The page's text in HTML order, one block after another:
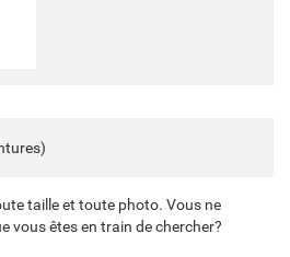
taille et toute photo. Vous ne
vous êtes en train de chercher?